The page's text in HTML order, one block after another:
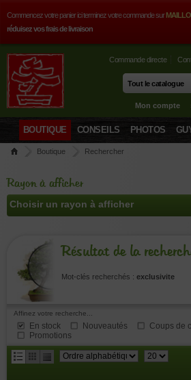
Commencez votre panier ici terminez votre commande sur
réduisez vos frais de livraison
Commande directe
Mon compte
BOUTIQUE CONSEILS PHOTOS
Boutique Rechercher
Rayon à afficher
Résultat de la
Mot-clés recherchés : exclusivite
Affinez votre recherche...
En stock Nouveautés Coups de
Promotions